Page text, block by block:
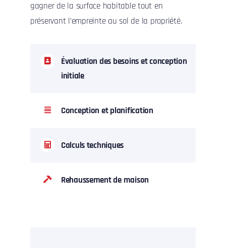
gagner de la surface habitable tout en
préservant l’empreinte au sol de la propriété.
Évaluation des besoins et conception
initiale
Conception et planification
Calculs techniques
Rehaussement de maison